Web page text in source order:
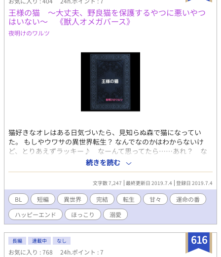
王様の猫 ～大丈夫、野良猫を保護するやつに悪いやつ
はいない～ 《獣人オメガバース》
夜明けのワルツ
猫好きなオレはある日気づいたら、見知らぬ森で猫になってい
た。 もしやウワサの異世界転生？ なんでなのかはわからないけ
ど、とりあえずラッキー♪ なーんて思ってたら……あれ？ な
んか色々ピンチなんですけど……。 一応ＢＬ・獣人オメガバース
ですが主人公は世界観をまだ理解していません。 エロは今回はあ
りません。ヒーローが危機的状況から救いました。
※※※※※※※※ 続編であり、本編となるアラン編、 王様の猫
２ ～キミは運命のツガイ～《獣人オメガバース》 の、連載を
スタートさせました。 まだまだ書きはじめですが、興味のある
かたは そちらもよろしくお願いいたします_(._.)_
続きを読む
文字数 7,247 最終更新日 2019.7.4 登録日 2019.7.4
BL 短編 異世界 完結 転生 甘々
運命の番
ハッピーエンド
ほっこり 溺愛
616
長編 連載中 なし
お気に入り : 768 24h.ポイント : 7